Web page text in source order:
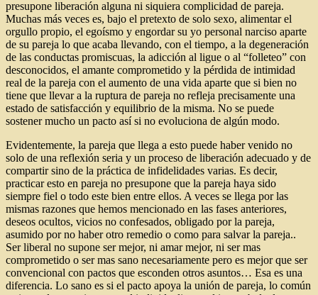
presupone liberación alguna ni siquiera complicidad de pareja.
Muchas más veces es, bajo el pretexto de solo sexo, alimentar el
orgullo propio, el egoísmo y engordar su yo personal narciso aparte
de su pareja lo que acaba llevando, con el tiempo, a la degeneración
de las conductas promiscuas, la adicción al ligue o al “folleteo” con
desconocidos, el amante comprometido y la pérdida de intimidad
real de la pareja con el aumento de una vida aparte que si bien no
tiene que llevar a la ruptura de pareja no refleja precisamente una
estado de satisfacción y equilibrio de la misma. No se puede
sostener mucho un pacto así si no evoluciona de algún modo.
Evidentemente, la pareja que llega a esto puede haber venido no
solo de una reflexión seria y un proceso de liberación adecuado y de
compartir sino de la práctica de infidelidades varias. Es decir,
practicar esto en pareja no presupone que la pareja haya sido
siempre fiel o todo este bien entre ellos. A veces se llega por las
mismas razones que hemos mencionado en las fases anteriores,
deseos ocultos, vicios no confesados, obligado por la pareja,
asumido por no haber otro remedio o como para salvar la pareja..
Ser liberal no supone ser mejor, ni amar mejor, ni ser mas
comprometido o ser mas sano necesariamente pero es mejor que ser
convencional con pactos que esconden otros asuntos… Esa es una
diferencia. Lo sano es si el pacto apoya la unión de pareja, lo común